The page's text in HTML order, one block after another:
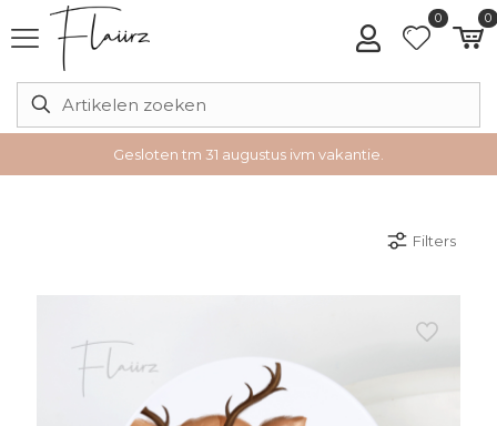
0 0
Gesloten tm 31 augustus ivm vakantie.
Filters